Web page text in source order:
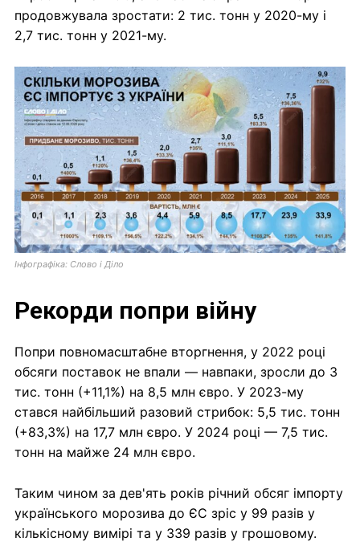
продовжувала зростати: 2 тис. тонн у 2020-му і
2,7 тис. тонн у 2021-му.
Інфографіка: Слово і Діло
Рекорди попри війну
Попри повномасштабне вторгнення, у 2022 році
обсяги поставок не впали — навпаки, зросли до 3
тис. тонн (+11,1%) на 8,5 млн євро. У 2023-му
стався найбільший разовий стрибок: 5,5 тис. тонн
(+83,3%) на 17,7 млн євро. У 2024 році — 7,5 тис.
тонн на майже 24 млн євро.
Таким чином за дев'ять років річний обсяг імпорту
українського морозива до ЄС зріс у 99 разів у
кількісному вимірі та у 339 разів у грошовому.